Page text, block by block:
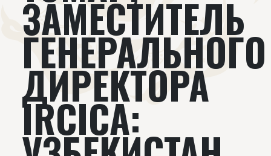
Проекты Подкасты
Книги Видеолекторий
ЗАМЕСТИТЕЛЬ
ГЕНЕРАЛЬНОГО
ДИРЕКТОРА
IRCICA: